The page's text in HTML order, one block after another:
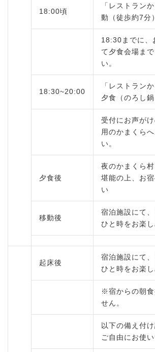
18:00頃
「レストラン
動（徒歩約7分）
18:30までに、
て夕食会場ま
い。
18:30~20:00
「レストラン
夕食（のろし鍋
受付にお声が
用のかまくら
い。
夕食後
夜のかまくら
堪能の上、お
い
移動後
宿泊施設にて
ひと時をお楽
起床後
宿泊施設にて
ひと時をお楽
※宿からの朝食
せん。
以下の備え付
ご自由にお使